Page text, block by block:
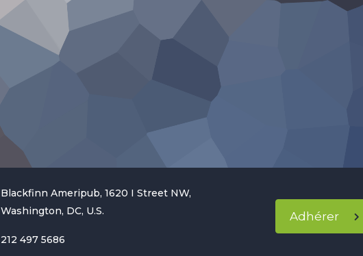
Blackfinn Ameripub, 1620 I Street NW,
Washington, DC, U.S.
212 497 5686
Adhérer